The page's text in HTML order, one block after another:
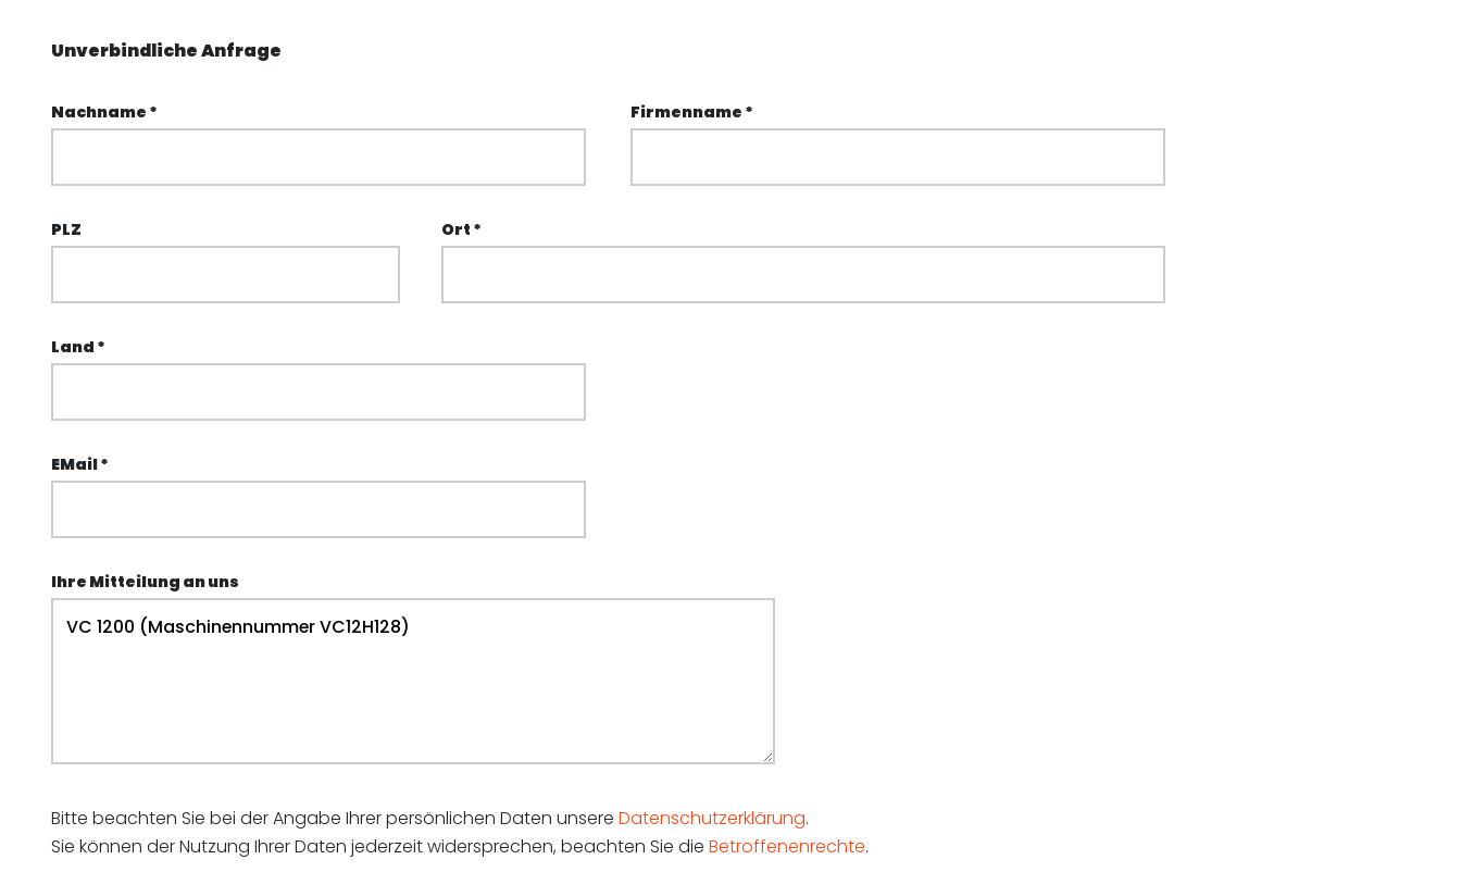
Unverbindliche Anfrage
Nachname * Firmenname *
PLZ Ort *
Land *
EMail *
Ihre Mitteilung an uns
Bitte beachten Sie bei der Angabe Ihrer persönlichen Daten unsereDatenschutzerklärung.
Sie können der Nutzung Ihrer Daten jederzeit widersprechen, beachten Sie dieBetroffenenrechte.